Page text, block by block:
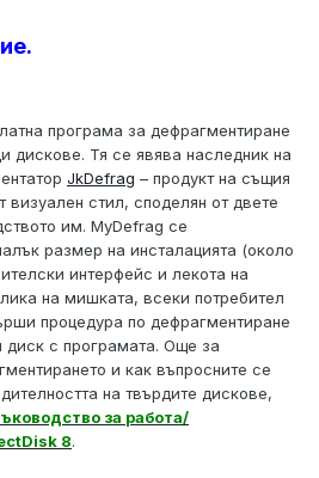
програма за дефрагментиране
дискове. Тя се явява наследник на
JkDefrag – продукт на същия
визуален стил, споделян от двете
им. MyDefrag се
размер на инсталацията (около
интерфейс и лекота на
на мишката, всеки потребител
процедура по дефрагментиране
диск с програмата. Още за
и как въпросните се
на твърдите дискове,
за работа/
8.